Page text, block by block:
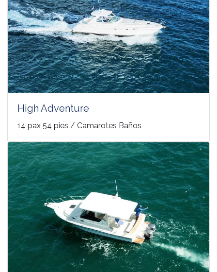
High Adventure
14 pax 54 pies / Camarotes Baños